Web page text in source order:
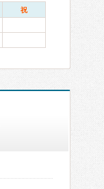
祝